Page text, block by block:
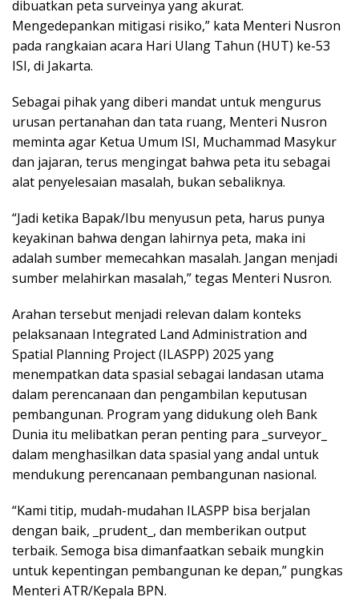
dibuatkan peta surveinya yang akurat.
Mengedepankan mitigasi risiko,” kata Menteri Nusron
pada rangkaian acara Hari Ulang Tahun (HUT) ke-53
ISI, di Jakarta.
Sebagai pihak yang diberi mandat untuk mengurus
urusan pertanahan dan tata ruang, Menteri Nusron
meminta agar Ketua Umum ISI, Muchammad Masykur
dan jajaran, terus mengingat bahwa peta itu sebagai
alat penyelesaian masalah, bukan sebaliknya.
“Jadi ketika Bapak/Ibu menyusun peta, harus punya
keyakinan bahwa dengan lahirnya peta, maka ini
adalah sumber memecahkan masalah. Jangan menjadi
sumber melahirkan masalah,” tegas Menteri Nusron.
Arahan tersebut menjadi relevan dalam konteks
pelaksanaan Integrated Land Administration and
Spatial Planning Project (ILASPP) 2025 yang
menempatkan data spasial sebagai landasan utama
dalam perencanaan dan pengambilan keputusan
pembangunan. Program yang didukung oleh Bank
Dunia itu melibatkan peran penting para _surveyor_
dalam menghasilkan data spasial yang andal untuk
mendukung perencanaan pembangunan nasional.
“Kami titip, mudah-mudahan ILASPP bisa berjalan
dengan baik, _prudent_, dan memberikan output
terbaik. Semoga bisa dimanfaatkan sebaik mungkin
untuk kepentingan pembangunan ke depan,” pungkas
Menteri ATR/Kepala BPN.